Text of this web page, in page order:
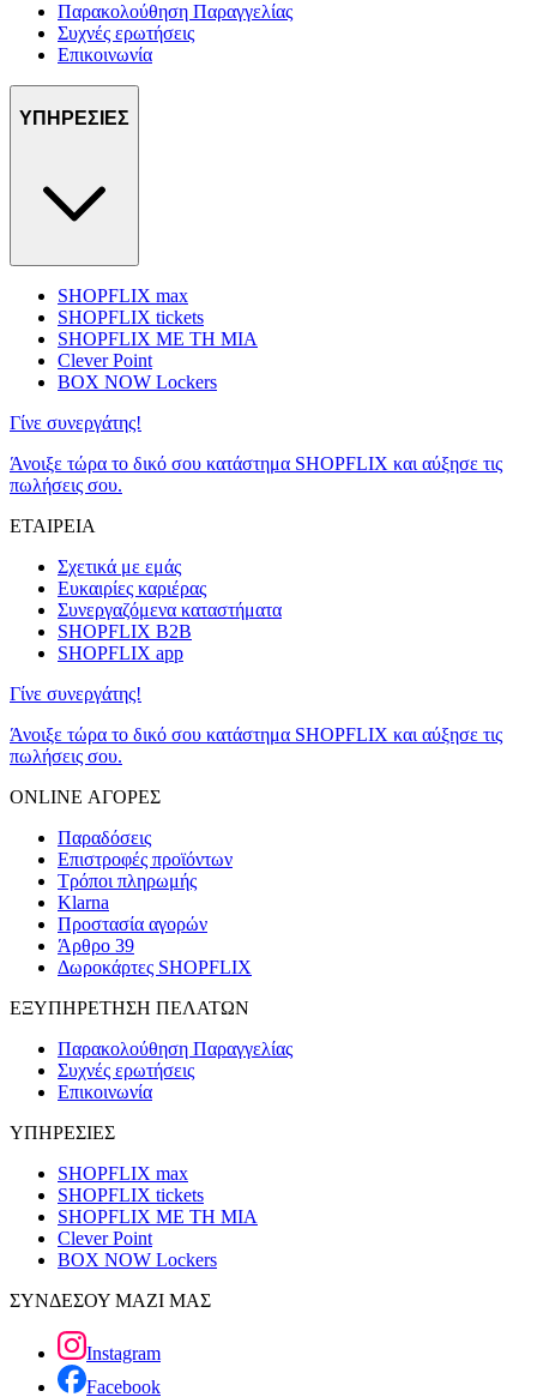
Παρακολούθηση Παραγγελίας
Συχνές ερωτήσεις
Επικοινωνία
ΥΠΗΡΕΣΙΕΣ
SHOPFLIX max
SHOPFLIX tickets
SHOPFLIX ΜΕ ΤΗ ΜΙΑ
Clever Point
BOX NOW Lockers
Γίνε συνεργάτης!
Άνοιξε τώρα το δικό σου κατάστημα SHOPFLIX και αύξησε τις
πωλήσεις σου.
ΕΤΑΙΡΕΙΑ
Σχετικά με εμάς
Ευκαιρίες καριέρας
Συνεργαζόμενα καταστήματα
SHOPFLIX B2B
SHOPFLIX app
Γίνε συνεργάτης!
Άνοιξε τώρα το δικό σου κατάστημα SHOPFLIX και αύξησε τις
πωλήσεις σου.
ONLINE ΑΓΟΡΕΣ
Παραδόσεις
Επιστροφές προϊόντων
Τρόποι πληρωμής
Klarna
Προστασία αγορών
Άρθρο 39
Δωροκάρτες SHOPFLIX
ΕΞΥΠΗΡΕΤΗΣΗ ΠΕΛΑΤΩΝ
Παρακολούθηση Παραγγελίας
Συχνές ερωτήσεις
Επικοινωνία
ΥΠΗΡΕΣΙΕΣ
SHOPFLIX max
SHOPFLIX tickets
SHOPFLIX ΜΕ ΤΗ ΜΙΑ
Clever Point
BOX NOW Lockers
ΣΥΝΔΕΣΟΥ ΜΑΖΙ ΜΑΣ
Instagram
Facebook